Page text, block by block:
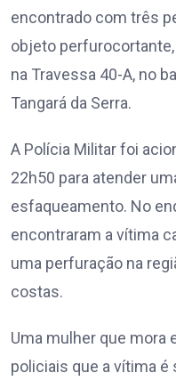
encontrado com três
objeto
na Travessa 40-A, no
Tangará da Serra.
A Polícia Militar foi
22h50 para atender
esfaqueamento. No
encontraram a vítima
uma perfuração na
costas.
Uma mulher que mora
policiais que a vítima é